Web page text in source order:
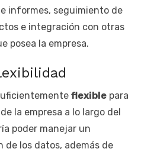
informes, seguimiento de
e integración con otras
posea la empresa.
flexible para
la empresa a lo largo del
poder manejar un
de los datos, además de